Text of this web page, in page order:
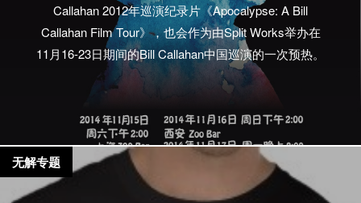
Callahan 2012年巡演纪录片《Apocalypse: A Bill
Callahan Film Tour》，也会作为由Split Works举办在
11月16-23日期间的Bill Callahan中国巡演的一次预热。
无解专题